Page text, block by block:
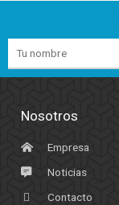
Nosotros
Empresa
Noticias
Contacto